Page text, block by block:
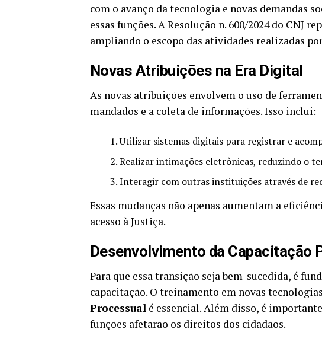
com o avanço da tecnologia e novas demandas
essas funções. A Resolução n. 600/2024 do CNJ
ampliando o escopo das atividades realizadas
Novas Atribuições na Era Digital
As novas atribuições envolvem o uso de
mandados e a coleta de informações. Isso inclui:
Utilizar sistemas digitais para registrar e
Realizar intimações eletrônicas, reduzindo o
Interagir com outras instituições através de
Essas mudanças não apenas aumentam a
acesso à Justiça.
Desenvolvimento da Capacitação
Para que essa transição seja bem-sucedida, é
capacitação. O treinamento em novas
Processual é essencial. Além disso, é
funções afetarão os direitos dos cidadãos.